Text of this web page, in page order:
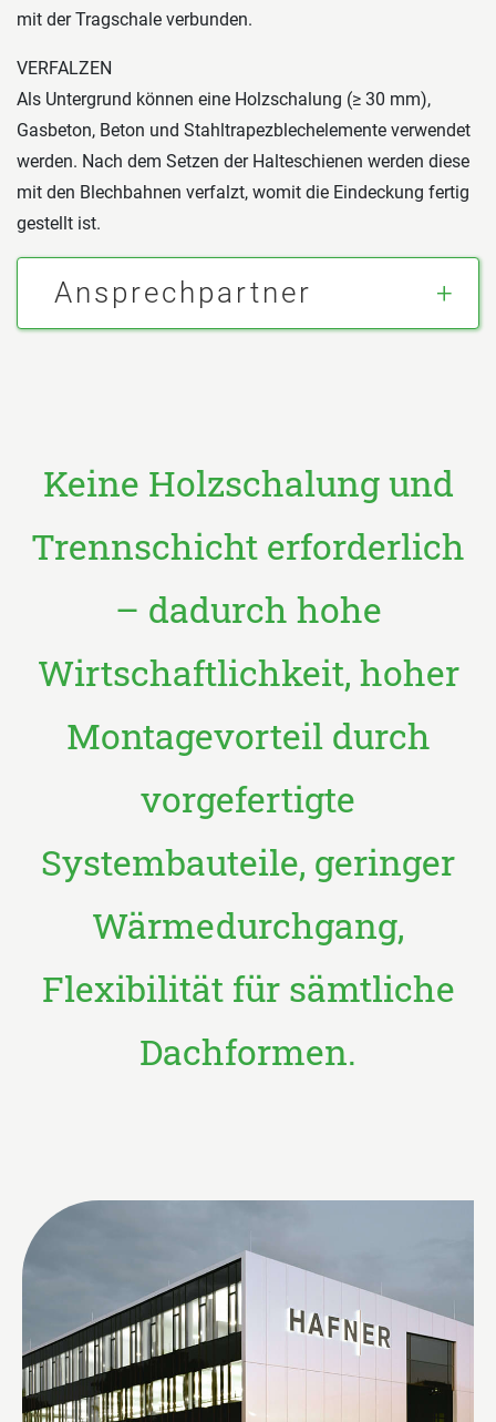
mit der Tragschale verbunden.
VERFALZEN
Als Untergrund können eine Holzschalung (≥ 30 mm),
Gasbeton, Beton und Stahltrapezblechelemente verwendet
werden. Nach dem Setzen der Halteschienen werden diese
mit den Blechbahnen verfalzt, womit die Eindeckung fertig
gestellt ist.
Ansprechpartner
Keine Holzschalung und
Trennschicht erforderlich
– dadurch hohe
Wirtschaftlichkeit, hoher
Montagevorteil durch
vorgefertigte
Systembauteile, geringer
Wärmedurchgang,
Flexibilität für sämtliche
Dachformen.